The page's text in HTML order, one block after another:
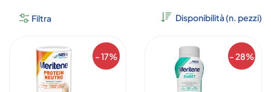
Filtra
- 17% - 28%